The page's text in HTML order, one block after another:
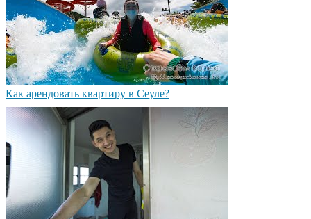
Как арендовать квартиру в Сеуле?